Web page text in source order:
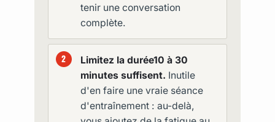
tenir une conversation
complète.
Limitez la durée10 à 30
minutes suffisent. Inutile
d'en faire une vraie séance
d'entraînement : au-delà,